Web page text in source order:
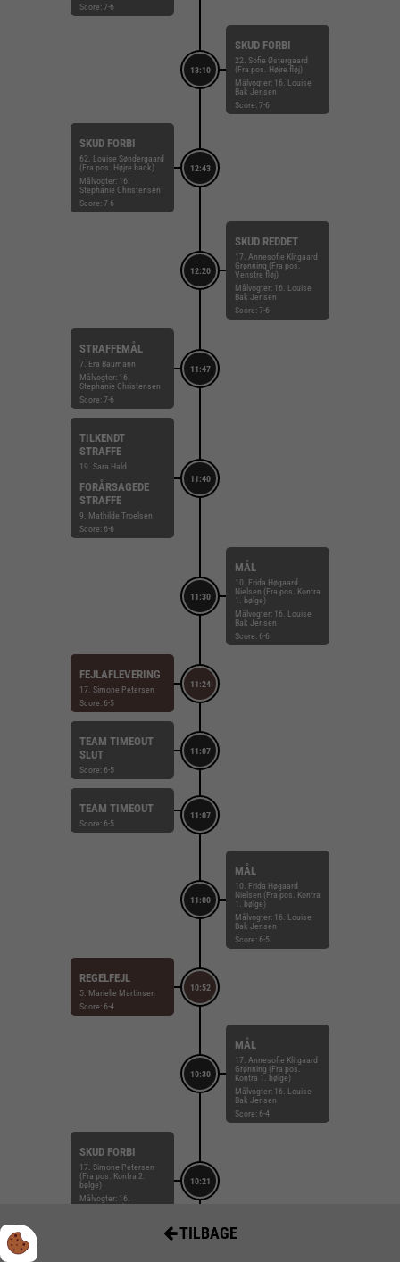
Score: 7-6
13:10
SKUD FORBI
22. Sofie Østergaard
(Fra pos. Højre fløj)
Målvogter: 16. Louise
Bak Jensen
Score: 7-6
12:43
SKUD FORBI
62. Louise Søndergaard
(Fra pos. Højre back)
Målvogter: 16.
Stephanie Christensen
Score: 7-6
12:20
SKUD REDDET
17. Annesofie Klitgaard
Grønning (Fra pos.
Venstre fløj)
Målvogter: 16. Louise
Bak Jensen
Score: 7-6
11:47
STRAFFEMÅL
7. Era Baumann
Målvogter: 16.
Stephanie Christensen
Score: 7-6
11:40
TILKENDT
STRAFFE
19. Sara Hald
FORÅRSAGEDE
STRAFFE
9. Mathilde Troelsen
Score: 6-6
11:30
MÅL
10. Frida Høgaard
Nielsen (Fra pos. Kontra
1. bølge)
Målvogter: 16. Louise
Bak Jensen
Score: 6-6
11:24
FEJLAFLEVERING
17. Simone Petersen
Score: 6-5
11:07
TEAM TIMEOUT
SLUT
Score: 6-5
11:07
TEAM TIMEOUT
Score: 6-5
11:00
MÅL
10. Frida Høgaard
Nielsen (Fra pos. Kontra
1. bølge)
Målvogter: 16. Louise
Bak Jensen
Score: 6-5
10:52
REGELFEJL
5. Marielle Martinsen
Score: 6-4
10:30
MÅL
17. Annesofie Klitgaard
Grønning (Fra pos.
Kontra 1. bølge)
Målvogter: 16. Louise
Bak Jensen
Score: 6-4
10:21
SKUD FORBI
17. Simone Petersen
(Fra pos. Kontra 2.
bølge)
Målvogter: 16.
Stephanie Christensen
TILBAGE